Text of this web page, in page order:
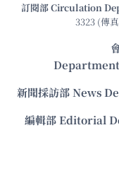
訂閱部 Circulation
3323 (傳
Department
新聞採訪部 News
編輯部 Editorial